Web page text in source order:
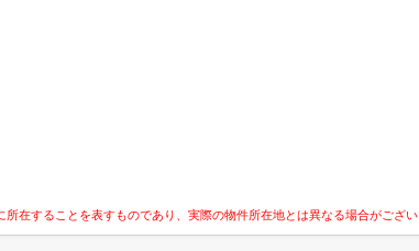
在することを表すものであり、実際の物件所在地とは異なる場合がござい